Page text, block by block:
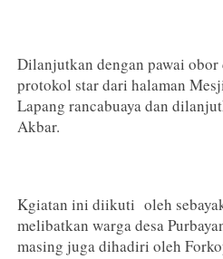
Dilanjutkan dengan pawai obor
protokol star dari halaman
Lapang rancabuaya dan
Akbar.
Kgiatan ini diikuti oleh
melibatkan warga desa
masing juga dihadiri oleh